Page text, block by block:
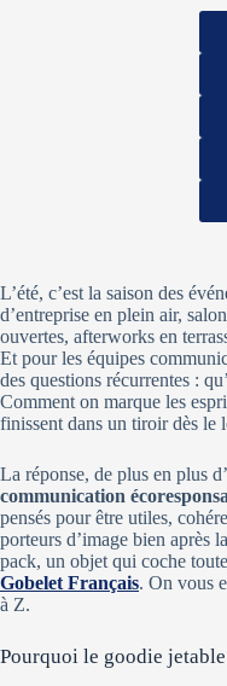
L’été, c’est la saison des
d’entreprise en plein air,
ouvertes, afterworks en
Et pour les équipes
des questions récurrentes :
Comment on marque les
finissent dans un tiroir dès le
La réponse, de plus en plus
communication
pensés pour être utiles,
porteurs d’image bien après
pack, un objet qui coche
Gobelet Français. On vous
à Z.
Pourquoi le goodie